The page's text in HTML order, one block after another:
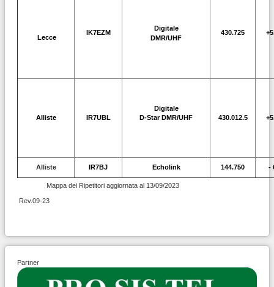
Lecce
IK7EZM
Digitale
DMR/UHF
430.725
Alliste IR7UBL
Digitale
D-Star DMR/UHF
430.012.5
Alliste IR7BJ Echolink 144.750 -
Mappa dei Ripetitori aggiornata al 13/09/2023
Rev.09-23
Partner